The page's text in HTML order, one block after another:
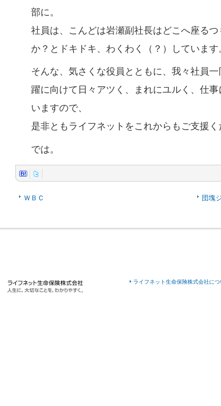
部に。
社員は、こんどは岩瀬副社長はどこへ座る
か？とドキドキ、わくわく（？）しています
そんな、気さくな役員とともに、我々社員
躍に向けて日々アツく、まれにユルく、仕
いますので、
是非ともライフネットをこれからもご支援
では。
ＷＢＣ 団塊
ライフネット生命保険株式会社に